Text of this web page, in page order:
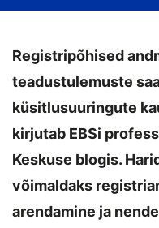
Registripõhised
teadustulemuste
küsitlusuuringute
kirjutab EBSi
Keskuse blogis.
võimaldaks
arendamine ja